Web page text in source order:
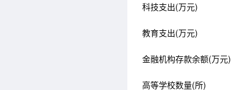
科技支出(万元)
教育支出(万元)
金融机构存款余额(万元)
高等学校数量(所)